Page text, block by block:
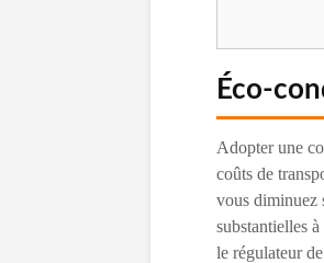
Éco-
Adopter une
coûts de
vous diminuez
substantielles
le régulateur